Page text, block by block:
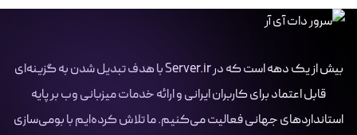
بیش از یک دهه است که در Server.ir با هدف تبدیل شدن به گزینه‌ای
قابل اعتماد برای کاربران ایرانی و ارائه خدمات میزبانی وب بر پایه
استانداردهای جهانی فعالیت می‌کنیم. ما تلاش کرده‌ایم با بومی‌سازی